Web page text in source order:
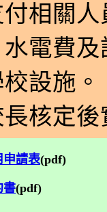
相關
電費
設施。
核定
申請表(pdf)
書(pdf)